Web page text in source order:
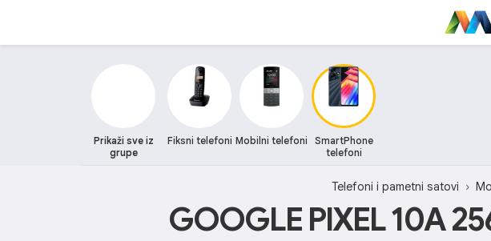
Prikaži sve iz
grupe
Fiksni telefoni Mobilni telefoni
SmartPhone
telefoni
Telefoni i pametni satovi
GOOGLE PIXEL 10A